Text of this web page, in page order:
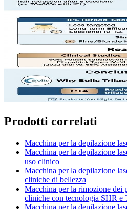
Prodotti correlati
Macchina per la depilazione
Macchina per la depilazione
uso clinico
Macchina per la depilazione
cliniche di bellezza
Macchina per la rimozione dei
cliniche con tecnologia SHR e
Macchina per la depilazione